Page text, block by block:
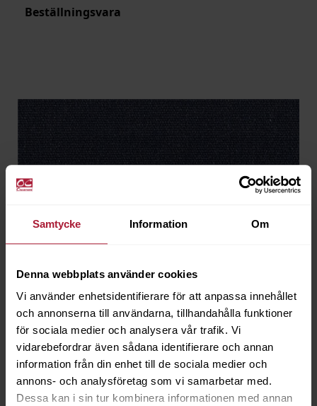
Samtycke Information Om
Denna webbplats använder cookies
Vi använder enhetsidentifierare för att anpassa innehållet
och annonserna till användarna, tillhandahålla funktioner
för sociala medier och analysera vår trafik. Vi
vidarebefordrar även sådana identifierare och annan
information från din enhet till de sociala medier och
annons- och analysföretag som vi samarbetar med.
Dessa kan i sin tur kombinera informationen med annan
Beställningsvara
Heritage Indigo